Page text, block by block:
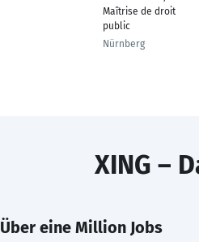
Maîtrise de droit
public
Nürnberg
XING –
Über eine Million Jobs